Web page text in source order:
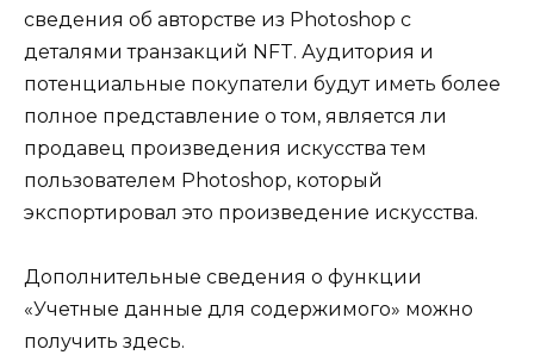
сведения об авторстве из Photoshop с
деталями транзакций NFT. Аудитория и
потенциальные покупатели будут иметь более
полное представление о том, является ли
продавец произведения искусства тем
пользователем Photoshop, который
экспортировал это произведение искусства.
Дополнительные сведения о функции
«Учетные данные для содержимого» можно
получить здесь.